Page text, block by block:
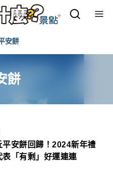
安餅
餅
平安餅回歸！2024新年禮
表「有剩」好運連連